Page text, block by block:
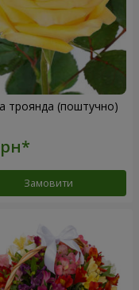
Жовта троянда (поштучно)
Замовити